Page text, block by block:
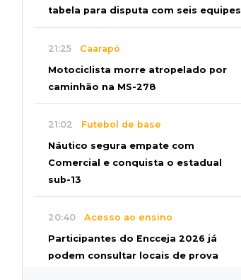
tabela para disputa com seis equipes
21:25 Caarapó
Motociclista morre atropelado por
caminhão na MS-278
21:02 Futebol de base
Náutico segura empate com
Comercial e conquista o estadual
sub-13
20:40 Acesso ao ensino
Participantes do Encceja 2026 já
podem consultar locais de prova